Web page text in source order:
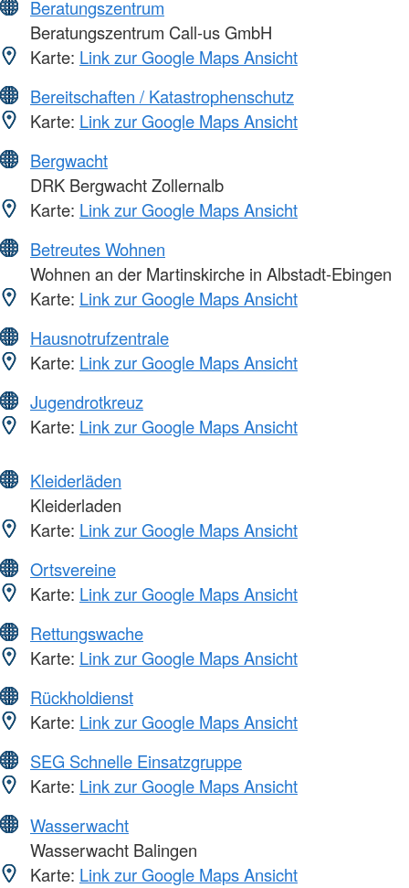
Beratungszentrum
Beratungszentrum Call-us GmbH
Karte: Link zur Google Maps Ansicht
Bereitschaften / Katastrophenschutz
Karte: Link zur Google Maps Ansicht
Bergwacht
DRK Bergwacht Zollernalb
Karte: Link zur Google Maps Ansicht
Betreutes Wohnen
Wohnen an der Martinskirche in Albstadt-Ebingen
Karte: Link zur Google Maps Ansicht
Hausnotrufzentrale
Karte: Link zur Google Maps Ansicht
Jugendrotkreuz
Karte: Link zur Google Maps Ansicht
Kleiderläden
Kleiderladen
Karte: Link zur Google Maps Ansicht
Ortsvereine
Karte: Link zur Google Maps Ansicht
Rettungswache
Karte: Link zur Google Maps Ansicht
Rückholdienst
Karte: Link zur Google Maps Ansicht
SEG Schnelle Einsatzgruppe
Karte: Link zur Google Maps Ansicht
Wasserwacht
Wasserwacht Balingen
Karte: Link zur Google Maps Ansicht